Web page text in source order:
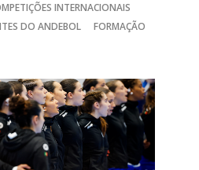
INTERNACIONAIS
DO ANDEBOL
FORMAÇÃO